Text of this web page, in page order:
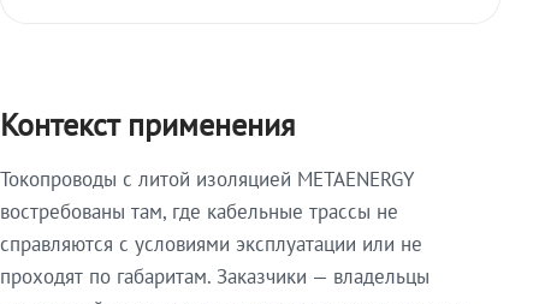
Контекст применения
Токопроводы с литой изоляцией METAENERGY
востребованы там, где кабельные трассы не
справляются с условиями эксплуатации или не
проходят по габаритам. Заказчики — владельцы